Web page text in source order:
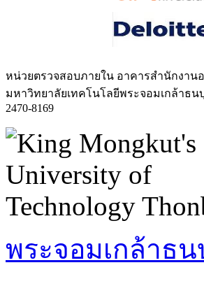
หน่วยตรวจสอบภายใน อาคารสำนักงาน
มหาวิทยาลัยเทคโนโลยีพระจอมเกล้าธ
2470-8169
พระจอมเกล้าธน